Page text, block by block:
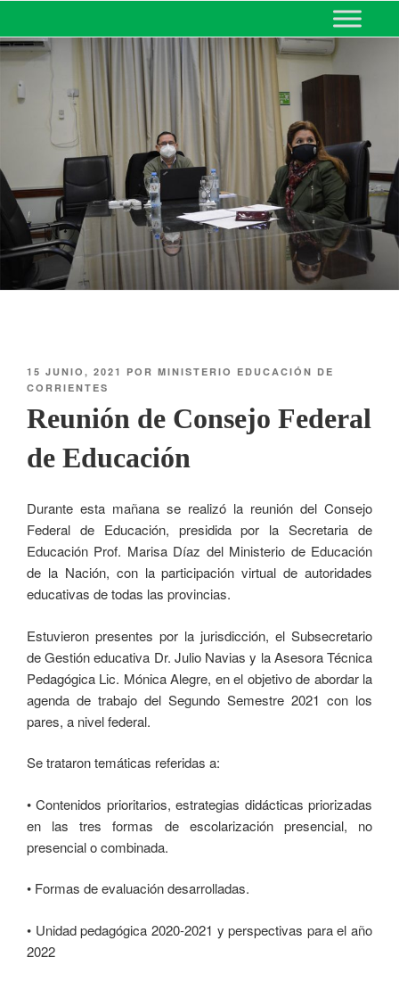
MINISTERIO DE EDUCACIÓN
DE CORRIENTES
15 JUNIO, 2021 POR MINISTERIO EDUCACIÓN DE
CORRIENTES
Reunión de Consejo Federal
de Educación
Durante esta mañana se realizó la reunión del Consejo
Federal de Educación, presidida por la Secretaria de
Educación Prof. Marisa Díaz del Ministerio de Educación
de la Nación, con la participación virtual de autoridades
educativas de todas las provincias.
Estuvieron presentes por la jurisdicción, el Subsecretario
de Gestión educativa Dr. Julio Navias y la Asesora Técnica
Pedagógica Lic. Mónica Alegre, en el objetivo de abordar la
agenda de trabajo del Segundo Semestre 2021 con los
pares, a nivel federal.
Se trataron temáticas referidas a:
• Contenidos prioritarios, estrategias didácticas priorizadas
en las tres formas de escolarización presencial, no
presencial o combinada.
• Formas de evaluación desarrolladas.
• Unidad pedagógica 2020-2021 y perspectivas para el año
2022